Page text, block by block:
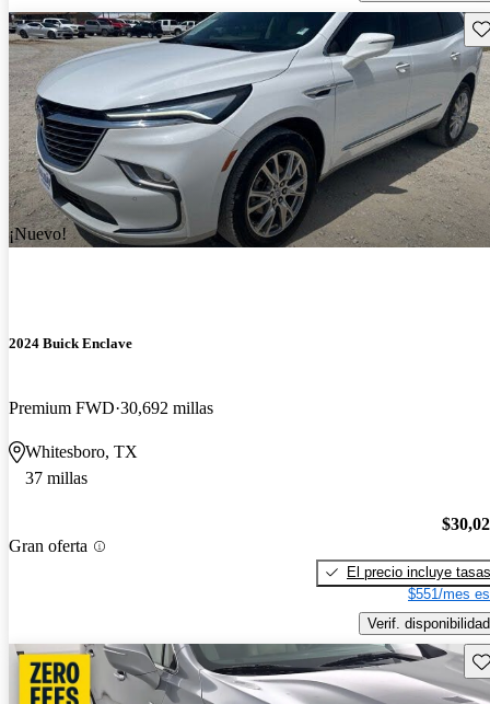
¡Nuevo!
2024 Buick Enclave
Premium FWD 30,692 millas
Whitesboro, TX
37 millas
Gran oferta
El precio incluye tasas
$551/mes
Verif. disponibilidad